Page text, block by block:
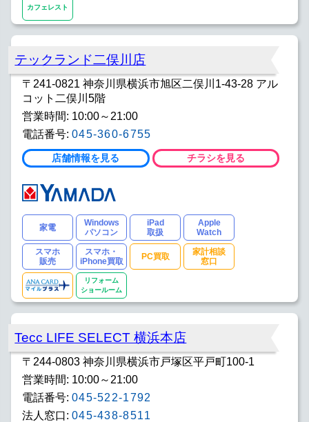
カフェレスト
テックランド二俣川店
〒241-0821 神奈川県横浜市旭区二俣川1-43-28 アル
コット二俣川5階
営業時間: 10:00～21:00
電話番号: 045-360-6755
店舗情報を見る チラシを見る
家電
Windows
パソコン
iPad
取扱
Apple
Watch
スマホ
販売
スマホ・
iPhone買取
PC買取
家計相談
窓口
リフォーム
ショールーム
Tecc LIFE SELECT 横浜本店
〒244-0803 神奈川県横浜市戸塚区平戸町100-1
営業時間: 10:00～21:00
電話番号: 045-522-1792
法人窓口: 045-438-8511